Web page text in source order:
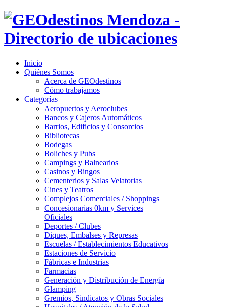
Inicio
Quiénes Somos
Acerca de GEOdestinos
Cómo trabajamos
Categorías
Aeropuertos y Aeroclubes
Bancos y Cajeros Automáticos
Barrios, Edificios y Consorcios
Bibliotecas
Bodegas
Boliches y Pubs
Campings y Balnearios
Casinos y Bingos
Cementerios y Salas Velatorias
Cines y Teatros
Complejos Comerciales / Shoppings
Concesionarias 0km y Services
Oficiales
Deportes / Clubes
Diques, Embalses y Represas
Escuelas / Establecimientos Educativos
Estaciones de Servicio
Fábricas e Industrias
Farmacias
Generación y Distribución de Energía
Glamping
Gremios, Sindicatos y Obras Sociales